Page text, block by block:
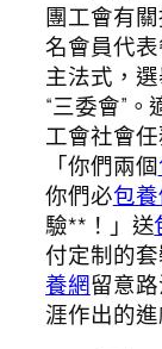
團工會有
名會員代
主法式，
“三委會”
工會社會
「你們兩個
你們必包
驗**！」送
付定制的
養網留意
涯作出的進